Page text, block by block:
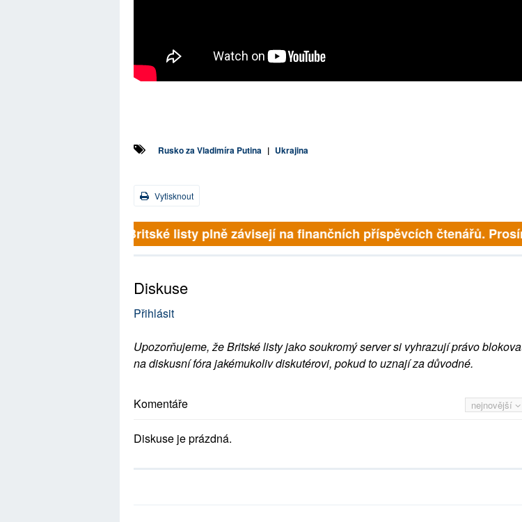
Rusko za Vladimíra Putina | Ukrajina
Vytisknout
Britské listy plně závisejí na finančních příspěvcích čtenářů.
Diskuse
Přihlásit
Upozorňujeme, že Britské listy jako soukromý server si vyhrazují právo
na diskusní fóra jakémukoliv diskutérovi, pokud to uznají za důvodné.
nejnovější
Komentáře
Diskuse je prázdná.